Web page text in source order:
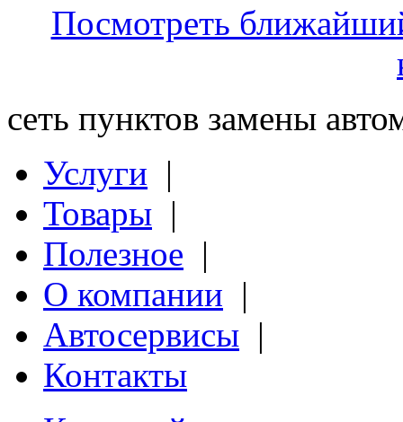
Посмотреть
сеть пунктов замены
Услуги |
Товары |
Полезное |
О компании |
Автосервисы |
Контакты